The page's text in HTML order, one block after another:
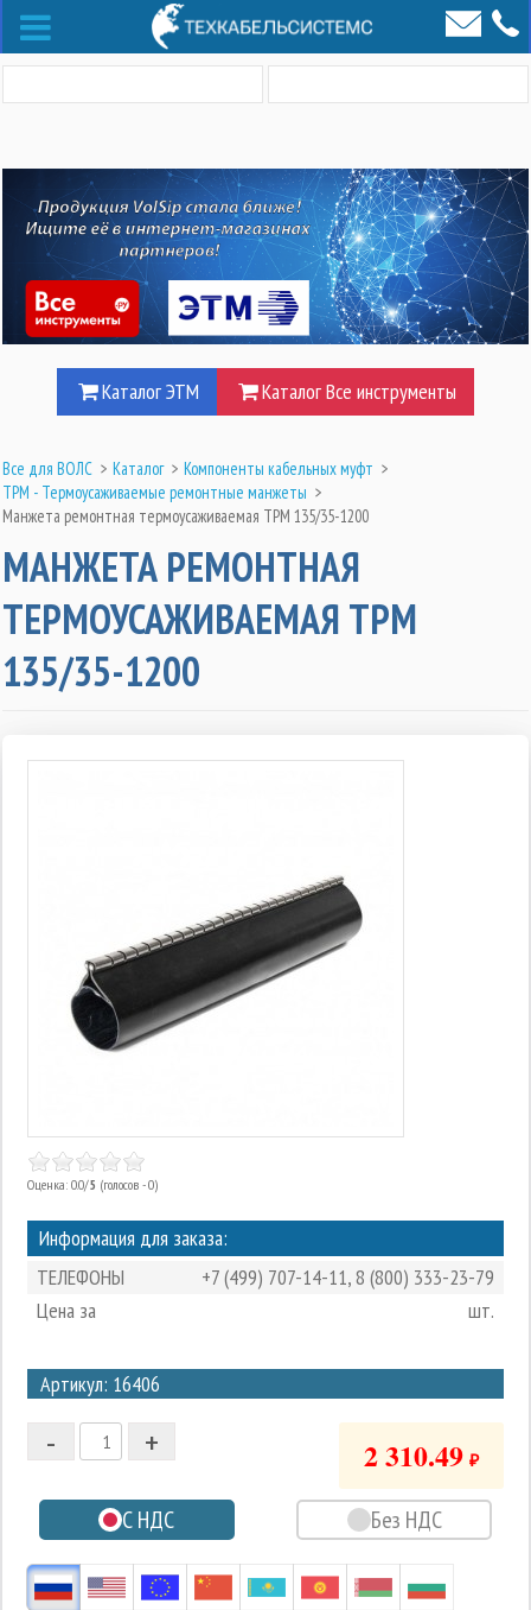
Каталог ЭТМ Каталог Все инструменты
Все для ВОЛС > Каталог > Компоненты кабельных муфт >
ТРМ - Термоусаживаемые ремонтные манжеты >
Манжета ремонтная термоусаживаемая ТРМ 135/35-1200
МАНЖЕТА РЕМОНТНАЯ
ТЕРМОУСАЖИВАЕМАЯ ТРМ
135/35-1200
Оценка: 0.0/5 (голосов - 0)
Информация для заказа:
ТЕЛЕФОНЫ
+7 (499) 707-14-11,8 (800) 333-23-79
Цена за
шт.
Артикул: 16406
2
1
-1
+
- 2 310.49 ₽
С НДС Без НДС